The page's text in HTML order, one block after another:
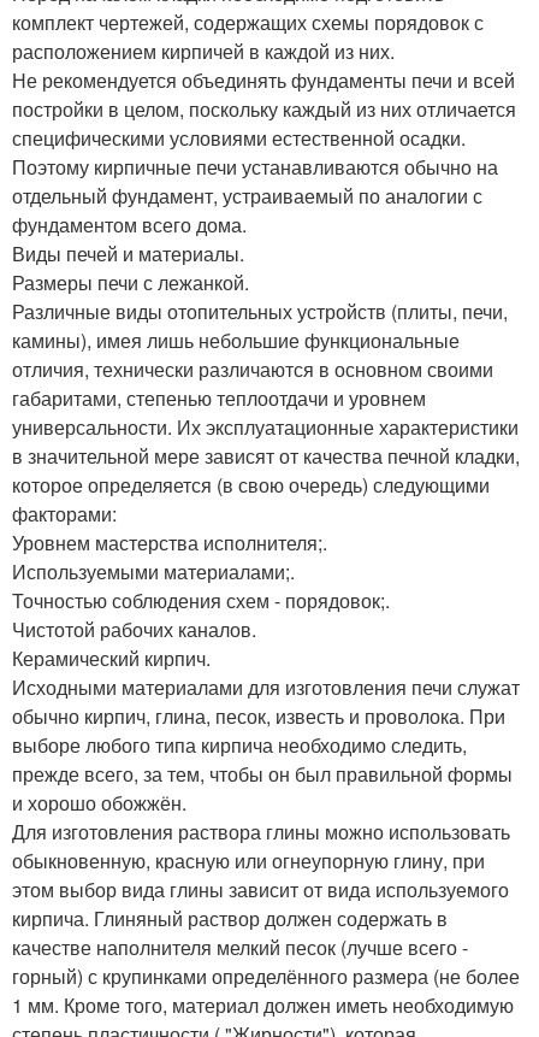
комплект чертежей, содержащих схемы порядовок с
расположением кирпичей в каждой из них.
Не рекомендуется объединять фундаменты печи и всей
постройки в целом, поскольку каждый из них отличается
специфическими условиями естественной осадки.
Поэтому кирпичные печи устанавливаются обычно на
отдельный фундамент, устраиваемый по аналогии с
фундаментом всего дома.
Виды печей и материалы.
Размеры печи с лежанкой.
Различные виды отопительных устройств (плиты, печи,
камины), имея лишь небольшие функциональные
отличия, технически различаются в основном своими
габаритами, степенью теплоотдачи и уровнем
универсальности. Их эксплуатационные характеристики
в значительной мере зависят от качества печной кладки,
которое определяется (в свою очередь) следующими
факторами:
Уровнем мастерства исполнителя;.
Используемыми материалами;.
Точностью соблюдения схем - порядовок;.
Чистотой рабочих каналов.
Керамический кирпич.
Исходными материалами для изготовления печи служат
обычно кирпич, глина, песок, известь и проволока. При
выборе любого типа кирпича необходимо следить,
прежде всего, за тем, чтобы он был правильной формы
и хорошо обожжён.
Для изготовления раствора глины можно использовать
обыкновенную, красную или огнеупорную глину, при
этом выбор вида глины зависит от вида используемого
кирпича. Глиняный раствор должен содержать в
качестве наполнителя мелкий песок (лучше всего -
горный) с крупинками определённого размера (не более
1 мм. Кроме того, материал должен иметь необходимую